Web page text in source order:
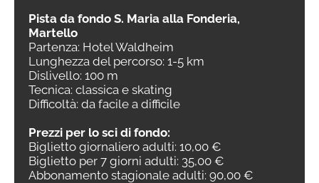
Pista da fondo S. Maria alla Fonderia,
Martello
Partenza: Hotel Waldheim
Lunghezza del percorso: 1-5 km
Dislivello: 100 m
Tecnica: classica e skating
Difficoltà: da facile a difficile
Prezzi per lo sci di fondo:
Biglietto giornaliero adulti: 10,00 €
Biglietto per 7 giorni adulti: 35,00 €
Abbonamento stagionale adulti: 90,00 €